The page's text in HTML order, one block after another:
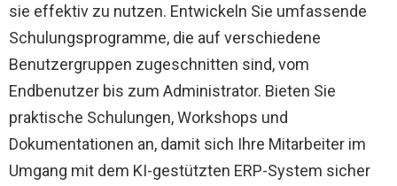
sie effektiv zu nutzen. Entwickeln Sie umfassende
Schulungsprogramme, die auf verschiedene
Benutzergruppen zugeschnitten sind, vom
Endbenutzer bis zum Administrator. Bieten Sie
praktische Schulungen, Workshops und
Dokumentationen an, damit sich Ihre Mitarbeiter im
Umgang mit dem KI-gestützten ERP-System sicher